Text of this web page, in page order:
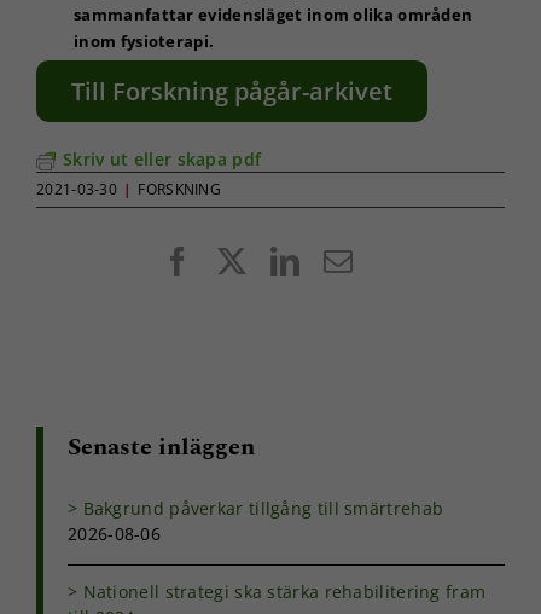
sammanfattar evidensläget inom olika områden
inom fysioterapi.
Till Forskning pågår-arkivet
Skriv ut eller skapa pdf
2021-03-30 | FORSKNING
FacebookLinkedIn
E-
Senaste inläggen
Bakgrund påverkar tillgång till smärtrehab
2026-08-06
Nationell strategi ska stärka rehabilitering fram